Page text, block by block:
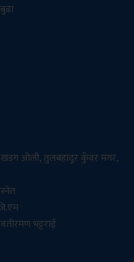
खडग ओली, तुलबहादुर कुँवर मगर,
भट्टराई